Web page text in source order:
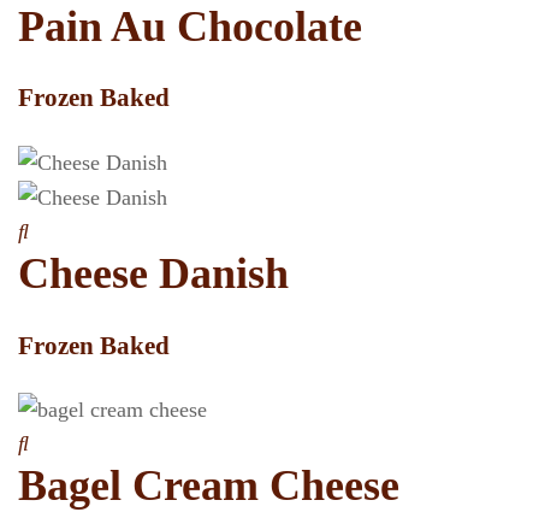
Pain Au Chocolate
Frozen Baked
Cheese Danish
Frozen Baked
Bagel Cream Cheese